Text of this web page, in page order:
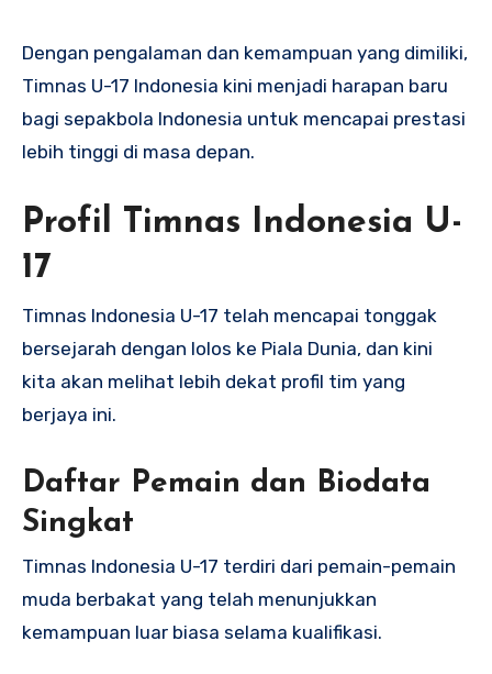
Dengan pengalaman dan kemampuan yang dimiliki,
Timnas U-17 Indonesia kini menjadi harapan baru
bagi sepakbola Indonesia untuk mencapai prestasi
lebih tinggi di masa depan.
Profil Timnas Indonesia U-
17
Timnas Indonesia U-17 telah mencapai tonggak
bersejarah dengan lolos ke Piala Dunia, dan kini
kita akan melihat lebih dekat profil tim yang
berjaya ini.
Daftar Pemain dan Biodata
Singkat
Timnas Indonesia U-17 terdiri dari pemain-pemain
muda berbakat yang telah menunjukkan
kemampuan luar biasa selama kualifikasi.